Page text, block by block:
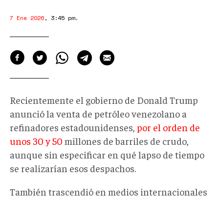
7 Ene 2026, 3:45 pm.
Recientemente el gobierno de Donald Trump
anunció la venta de petróleo venezolano a
refinadores estadounidenses, por el orden de
unos 30 y 50 millones de barriles de crudo,
aunque sin especificar en qué lapso de tiempo
se realizarían esos despachos.
También trascendió en medios internacionales